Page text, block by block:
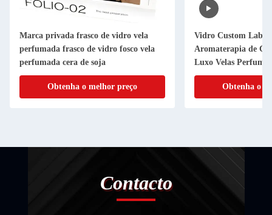
vela
vela
Vidro Custom Label Privado Velas
Aromaterapia de Cristal Curativo
Luxo Velas Perfumadas Com Flores
Obtenha o melhor preço
Contacto